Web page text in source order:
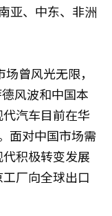
亚、中东、非洲
曾风光无限，
风波和中国本
汽车目前在华
面对中国市场需
积极转变发展
厂向全球出口